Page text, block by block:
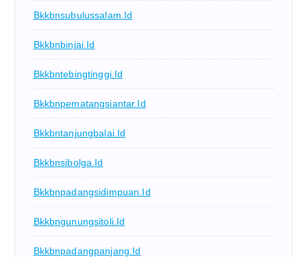
Bkkbnsubulussalam.id
Bkkbnbinjai.id
Bkkbntebingtinggi.id
Bkkbnpematangsiantar.id
Bkkbntanjungbalai.id
Bkkbnsibolga.id
Bkkbnpadangsidimpuan.id
Bkkbngunungsitoli.id
Bkkbnpadangpanjang.id